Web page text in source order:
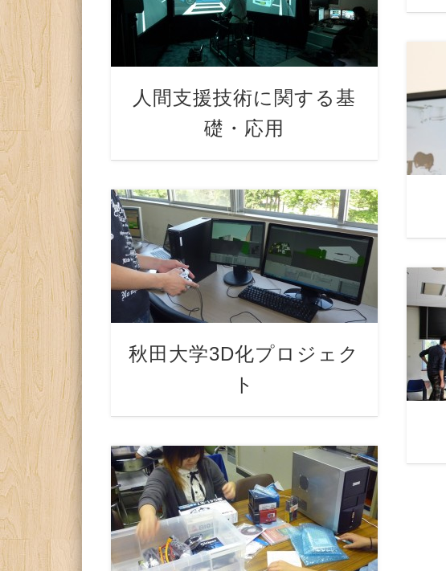
人間支援技術に関する基
礎・応用
秋田大学3D化プロジェク
ト